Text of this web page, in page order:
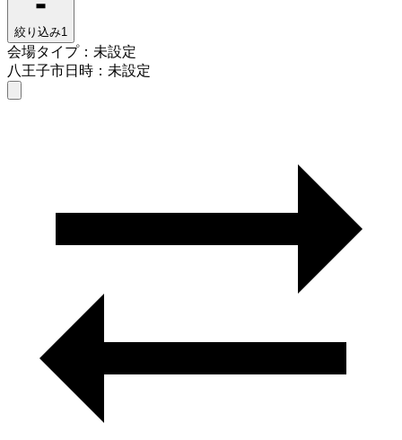
絞り込み1
会場タイプ：未設定
八王子市日時：未設定